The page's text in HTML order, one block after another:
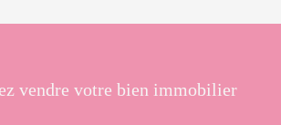
vendre votre bien immobilier